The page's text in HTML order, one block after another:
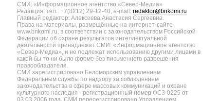
СМИ: «Информационное агентство «Север-Медиа»
Редакция: тел.: +7(8212) 29-12-40, e-mail: redaktor@bnkomi.ru
Главный редактор: Алексеева Анастасия Сергеевна.
Права на материалы, размещённые на интернет-сайте
www.bnkomi.ru, в соответствии с законодательством Российской
Федерации об охране результатов интеллектуальной
деятельности принадлежат СМИ: «Информационное агентство
«Север-Медиа», и не подлежат использованию другими лицами в
какой бы то ни было форме без письменного разрешения
правообладателя.
СМИ зарегистрировано Беломорским управлением
Федеральным службы по надзору за соблюдением
законодательства в сфере массовых коммуникаций и охране
культурного наследия - регистрационный номер ФС3-0225 от
03.03.2006 года. СМИ перерегистрировано Управлением